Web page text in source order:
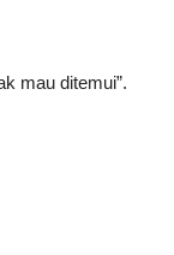
mau ditemui”.